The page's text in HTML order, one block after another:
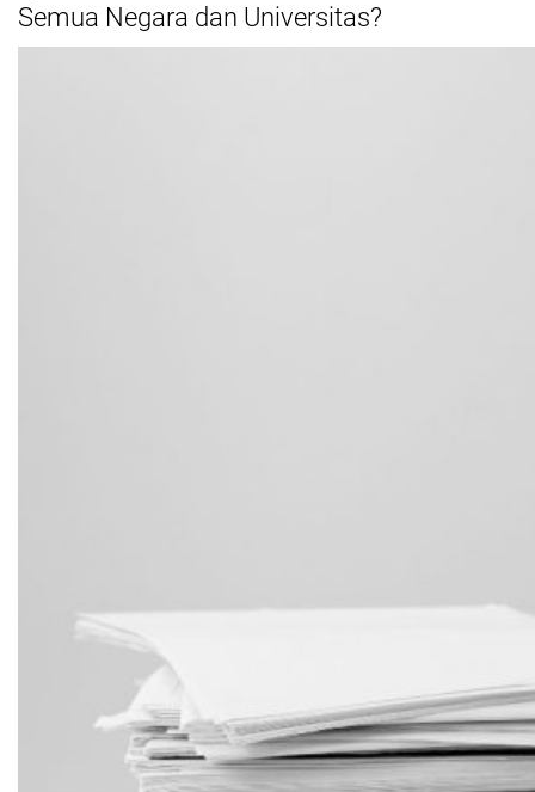
Semua Negara dan Universitas?